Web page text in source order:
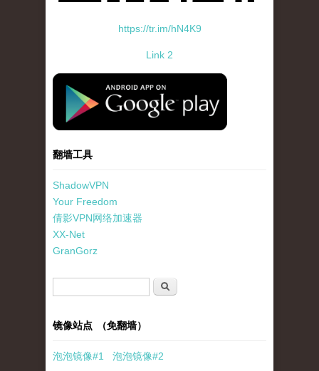
https://tr.im/hN4K9
Link 2
standard-icon-googleplay-app-store.png
翻墙工具
ShadowVPN
Your Freedom
倩影VPN网络加速器
XX-Net
GranGorz
搜索
镜像站点 （免翻墙）
泡泡镜像#1 泡泡镜像#2